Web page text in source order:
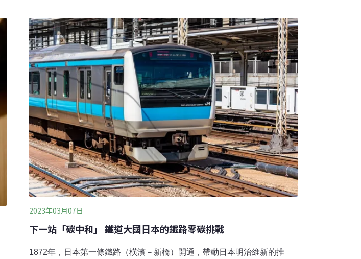
（ARTE）紀錄片，內容跨越一世紀，從放射性物質有重大科學進展開始，
到美國在日本廣島及長崎投放兩顆原子彈，再到福島核災。
2023年03月07日
下一站「碳中和」 鐵道大國日本的鐵路零碳挑戰
1872年，日本第一條鐵路（橫濱－新橋）開通，帶動日本明治維新的推